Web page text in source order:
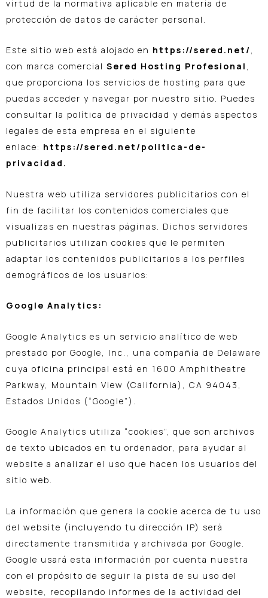
virtud de la normativa aplicable en materia de
protección de datos de carácter personal.
Este sitio web está alojado en https://sered.net/ ,
con marca comercial Sered Hosting Profesional ,
que proporciona los servicios de hosting para que
puedas acceder y navegar por nuestro sitio. Puedes
consultar la política de privacidad y demás aspectos
legales de esta empresa en el siguiente
enlace: https://sered.net/politica-de-
privacidad.
Nuestra web utiliza servidores publicitarios con el
fin de facilitar los contenidos comerciales que
visualizas en nuestras páginas. Dichos servidores
publicitarios utilizan cookies que le permiten
adaptar los contenidos publicitarios a los perfiles
demográficos de los usuarios:
Google Analytics:
Google Analytics es un servicio analítico de web
prestado por Google, Inc., una compañía de Delaware
cuya oficina principal está en 1600 Amphitheatre
Parkway, Mountain View (California), CA 94043,
Estados Unidos (“Google”).
Google Analytics utiliza “cookies”, que son archivos
de texto ubicados en tu ordenador, para ayudar al
website a analizar el uso que hacen los usuarios del
sitio web.
La información que genera la cookie acerca de tu uso
del website (incluyendo tu dirección IP) será
directamente transmitida y archivada por Google.
Google usará esta información por cuenta nuestra
con el propósito de seguir la pista de su uso del
website, recopilando informes de la actividad del